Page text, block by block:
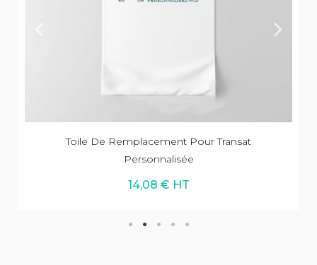
Toile De Remplacement Pour Transat
Personnalisée
14,08 € HT